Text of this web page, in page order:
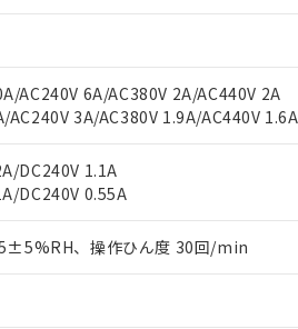
AC240V 6A/AC380V 2A/AC440V 2A
3A/AC380V 1.9A/AC440V 1.6A
DC240V 1.1A
DC240V 0.55A
、操作ひん度 30回/min
の在庫および標準価格とは異なる場
売拠点は「販売ネットワーク
」をご
の事前の承諾なく第三者に漏洩また
ービス）をご利用いただくには、I-
ご登録された部品リストについて、
お客様との取引・商談に必要な範囲
る意図的な使用がないことを確認しています。
定月が前後することがあります。
ことができます。
ェニル類) : 1000ppm、 PBDEs(ポリ臭化ジフェ
ジイソブチル) : 1000ppm、 BBP(フタル酸ブチ
基準値以下であることを示します。
物質が外部に漏えいし、環境に深刻な
る場合は、上記1、2および3の内容を
わる関係者が違法に輸出するおそれ
る キャンセ
り
認ください)